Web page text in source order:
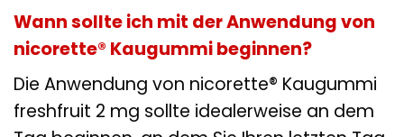
Wann sollte ich mit der Anwendung von
nicorette® Kaugummi beginnen?
Die Anwendung von nicorette® Kaugummi
freshfruit 2 mg sollte idealerweise an dem